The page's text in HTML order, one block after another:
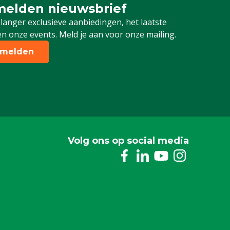
nieuwsbrief
exclusieve aanbiedingen, het laatste
onze events. Meld je aan voor onze mailing.
in voor onze nieuwsbrief
Volg ons op social media